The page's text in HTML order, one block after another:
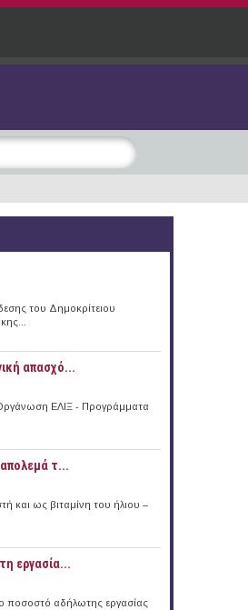
του Δημοκρίτειου
απασχό...
ΕΛΙΞ - Προγράμματα
τ...
και ως βιταμίνη του ήλιου –
εργασία...
ποσοστό αδήλωτης εργασίας